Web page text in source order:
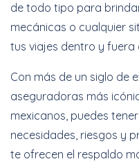
de todo tipo para
mecánicas o cualquier
tus viajes dentro y fuera
Con más de un siglo de
aseguradoras más
mexicanos, puedes
necesidades, riesgos y
te ofrecen el respaldo